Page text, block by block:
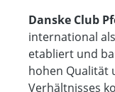
Danske Club
international
etabliert und
hohen Qualität
Verhältnisses